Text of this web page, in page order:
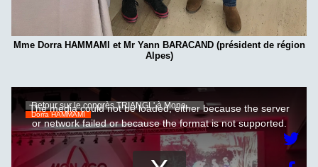
Mme Dorra HAMMAMI et Mr Yann BARACAND (président de région
Alpes)